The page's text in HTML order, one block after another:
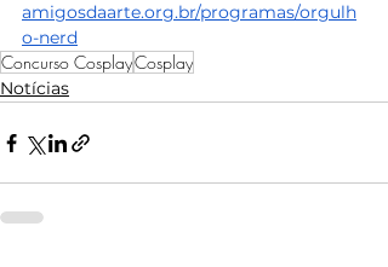
amigosdaarte.org.br/programas/orgulh
o-nerd
Concurso CosplayCosplay
Notícias